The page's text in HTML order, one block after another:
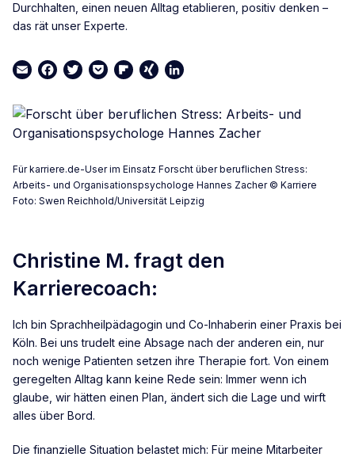
Durchhalten, einen neuen Alltag etablieren, positiv denken –
das rät unser Experte.
EmailFacebook
TwitterPocketFlipboard
XINGLinkedIn
Für karriere.de-User im Einsatz Forscht über beruflichen Stress:
Arbeits- und Organisationspsychologe Hannes Zacher © Karriere
Foto: Swen Reichhold/Universität Leipzig
Christine M. fragt den
Karrierecoach:
Ich bin Sprachheilpädagogin und Co-Inhaberin einer Praxis bei
Köln. Bei uns trudelt eine Absage nach der anderen ein, nur
noch wenige Patienten setzen ihre Therapie fort. Von einem
geregelten Alltag kann keine Rede sein: Immer wenn ich
glaube, wir hätten einen Plan, ändert sich die Lage und wirft
alles über Bord.
Die finanzielle Situation belastet mich: Für meine Mitarbeiter